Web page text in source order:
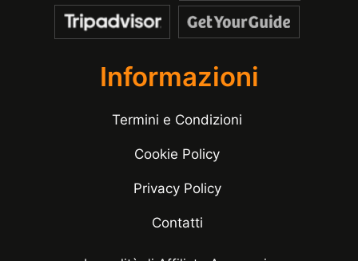
Informazioni
Termini e Condizioni
Cookie Policy
Privacy Policy
Contatti